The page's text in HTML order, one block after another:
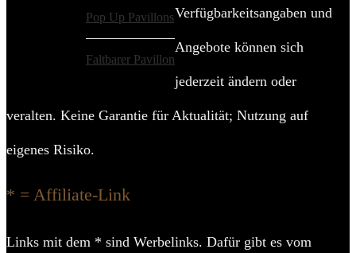
Pop Up Pavillons
Faltbarer Pavillon
Verfügbarkeitsangaben und
Angebote können sich
jederzeit ändern oder
veralten. Keine Garantie für Aktualität; Nutzung auf
eigenes Risiko.
* = Affiliate-Link
Links mit dem * sind Werbelinks. Dafür gibt es vom